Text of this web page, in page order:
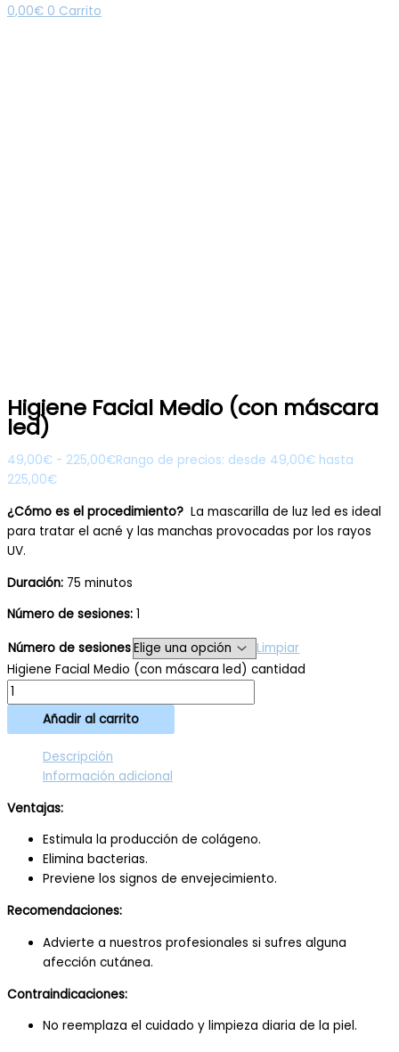
0,00€ 0 Carrito
Higiene Facial Medio (con máscara
led)
49,00€ - 225,00€Rango de precios: desde 49,00€ hasta
225,00€
¿Cómo es el procedimiento? La mascarilla de luz led es ideal
para tratar el acné y las manchas provocadas por los rayos
UV.
Duración: 75 minutos
Número de sesiones: 1
Número de sesiones
Limpiar
Higiene Facial Medio (con máscara led) cantidad
Añadir al carrito
Descripción
Información adicional
Ventajas:
Estimula la producción de colágeno.
Elimina bacterias.
Previene los signos de envejecimiento.
Recomendaciones:
Advierte a nuestros profesionales si sufres alguna
afección cutánea.
Contraindicaciones:
No reemplaza el cuidado y limpieza diaria de la piel.